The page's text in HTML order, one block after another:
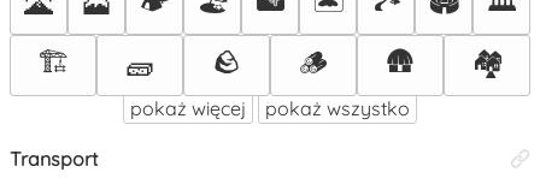
🏗️
🧱 🪨 🪵 🛖 🏘️
pokaż więcej pokaż wszystko
Transport